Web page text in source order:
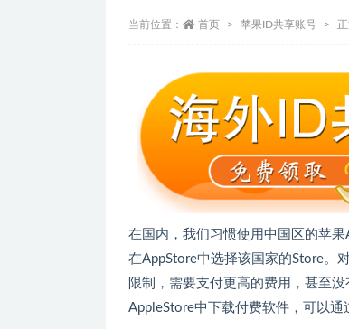
当前位置： 首页 苹果ID共享账号
在国内，我们习惯使用中国区的苹
在AppStore中选择该国家的Store。
限制，需要支付更高的费用，甚至
AppleStore中下载付费软件，可以通